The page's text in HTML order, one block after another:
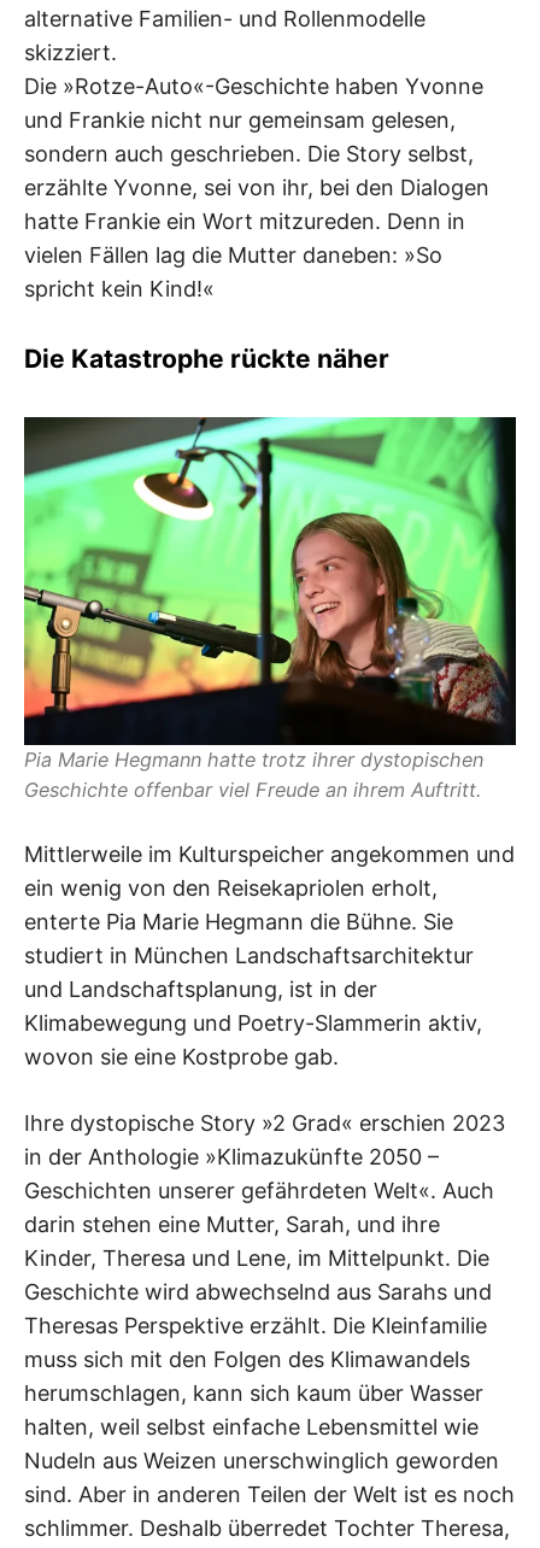
alternative Familien- und Rollenmodelle
skizziert.
Die »Rotze-Auto«-Geschichte haben Yvonne
und Frankie nicht nur gemeinsam gelesen,
sondern auch geschrieben. Die Story selbst,
erzählte Yvonne, sei von ihr, bei den Dialogen
hatte Frankie ein Wort mitzureden. Denn in
vielen Fällen lag die Mutter daneben: »So
spricht kein Kind!«
Die Katastrophe rückte näher
Pia Marie Hegmann hatte trotz ihrer dystopischen
Geschichte offenbar viel Freude an ihrem Auftritt.
Mittlerweile im Kulturspeicher angekommen und
ein wenig von den Reisekapriolen erholt,
enterte Pia Marie Hegmann die Bühne. Sie
studiert in München Landschaftsarchitektur
und Landschaftsplanung, ist in der
Klimabewegung und Poetry-Slammerin aktiv,
wovon sie eine Kostprobe gab.
Ihre dystopische Story »2 Grad« erschien 2023
in der Anthologie »Klimazukünfte 2050 –
Geschichten unserer gefährdeten Welt«. Auch
darin stehen eine Mutter, Sarah, und ihre
Kinder, Theresa und Lene, im Mittelpunkt. Die
Geschichte wird abwechselnd aus Sarahs und
Theresas Perspektive erzählt. Die Kleinfamilie
muss sich mit den Folgen des Klimawandels
herumschlagen, kann sich kaum über Wasser
halten, weil selbst einfache Lebensmittel wie
Nudeln aus Weizen unerschwinglich geworden
sind. Aber in anderen Teilen der Welt ist es noch
schlimmer. Deshalb überredet Tochter Theresa,